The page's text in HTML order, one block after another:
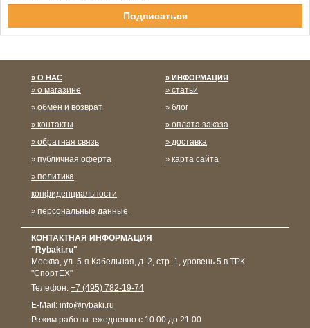
Спасибо за подписку!
О НАС
о магазине
обмен и возврат
контакты
обратная связь
публичная оферта
политика
конфиденциальности
персональные данные
ИНФОРМАЦИЯ
статьи
блог
оплата заказа
доставка
карта сайта
КОНТАКТНАЯ ИНФОРМАЦИЯ
"Rybaki.ru"
Москва, ул. 5-я Кабельная, д. 2, стр. 1, уровень 5 в ТРК
"СпортЕХ"
Телефон: +7 (495) 782-19-74
E-Mail: info@rybaki.ru
Режим работы: ежедневно с 10:00 до 21:00